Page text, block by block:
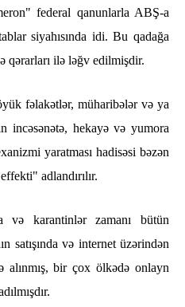
federal qanunlarla ABŞ-a
siyahısında idi. Bu qadağa
qərarları ilə ləğv edilmişdir.
fəlakətlər, müharibələr və ya
incəsənətə, hekayə və yumora
yaratması hadisəsi bəzən
adlandırılır.
karantinlər zamanı bütün
satışında və internet üzərindən
alınmış, bir çox ölkədə onlayn